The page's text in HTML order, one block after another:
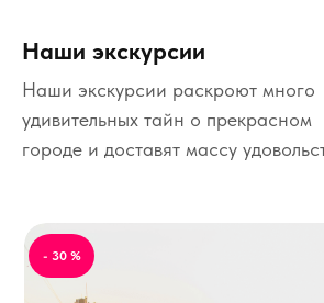
Наши экскурсии
Наши экскурсии раскроют много
удивительных тайн о прекрасном
городе и доставят массу
- 30 %